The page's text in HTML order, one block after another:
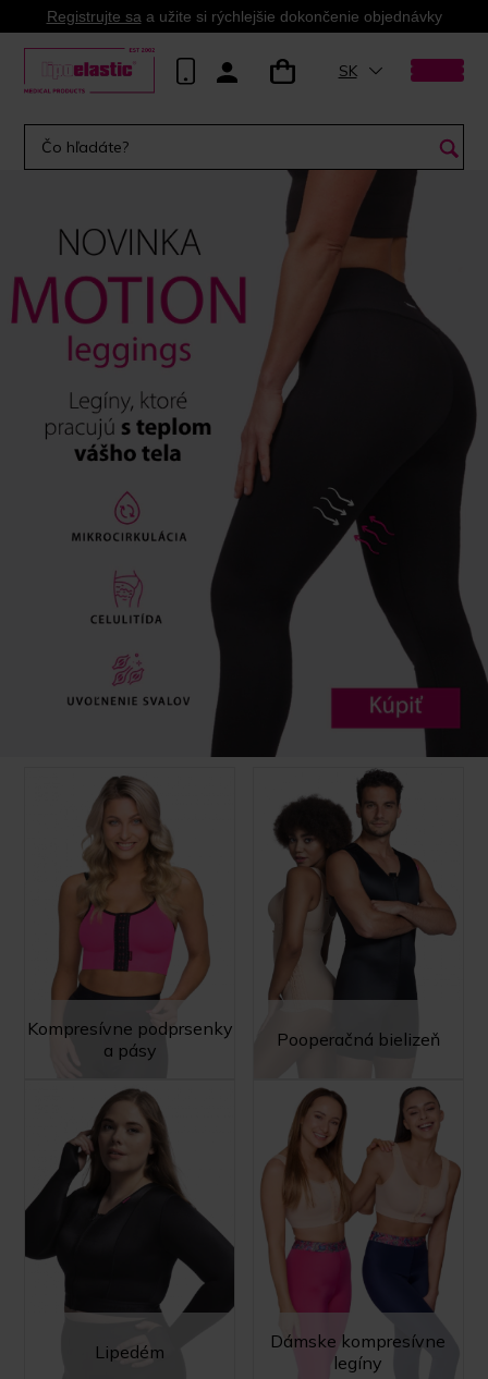
Registrujte sa a užite si rýchlejšie dokončenie objednávky
SK
Kompresívne podprsenky
a pásy
Pooperačná bielizeň
Lipedém
Dámske kompresívne
legíny